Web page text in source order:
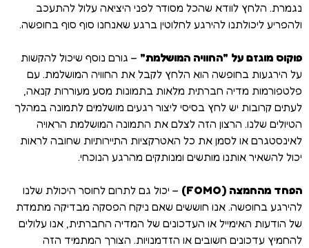
נגמרת. הלחץ לוודא שהכל מסודר לפני היציאה עלול להתעכב
ולהפריע ליכולתנו להירגע לחלוטין ברגע שאנחנו סוף סוף בחופשה.
פוקוס מוגזם על "החוויה המושלמת" – גורם נוסף שיכול להקשות
על הירגעות בחופשה הוא הלחץ לקבל את החוויה המושלמת. עם
פלטפורמות מדיה חברתית מלאות בתמונות מסע מעוררות קנאה,
לעתים קרובות יש לחץ בסיסי ליצור רגעים מושלמים לתמונה במהלך
הטיולים שלנו. הרצון הזה לצלם את התמונה המושלמת הראויה
לאינסטגרם או לסמן את כל האטרקציות התיירותיות שחובה לראות
יכול להשאיר אותנו מותשים ומנותקים מהרגע הנוכחי.
הפחד מהחמצה (FOMO)
– יכול גם לתרום לחוסר היכולת שלנו
להירגע בחופשה. אנו חוששים שאם ניקח הפסקה מבדיקה מתמדת
של הודעות האימייל או העדכונים של המדיה החברתית, אנו עלולים
להחמיץ עדכונים חשובים או הזדמנויות. הצורך המתמיד הזה